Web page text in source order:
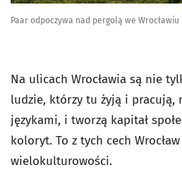
Paar odpoczywa nad pergolą we Wrocławiu
Na ulicach Wrocławia są nie
ludzie, którzy tu żyją i pracują,
językami, i tworzą kapitał
koloryt. To z tych cech
wielokulturowości.